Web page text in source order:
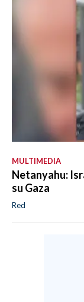
MULTIMEDIA
Netanyahu:
su Gaza
Red